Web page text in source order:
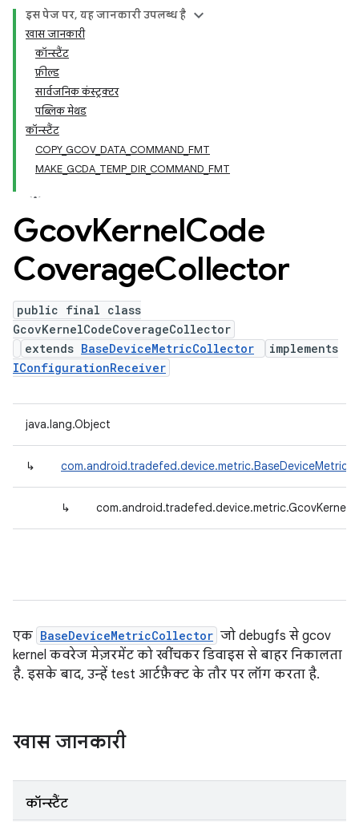
इस पेज पर, यह जानकारी उपलब्ध है
खास जानकारी
कॉन्स्टैंट
फ़ील्ड
सार्वजनिक कंस्ट्रक्टर
पब्लिक मेथड
कॉन्स्टैंट
COPY_GCOV_DATA_COMMAND_FMT
MAKE_GCDA_TEMP_DIR_COMMAND_FMT
GcovKernelCode
CoverageCollector
public final class
GcovKernelCodeCoverageCollector
extends BaseDeviceMetricCollector
implements
IConfigurationReceiver
java.lang.Object
↳
↳
एक BaseDeviceMetricCollector जो debugfs से gcov
kernel कवरेज मेज़रमेंट को खींचकर डिवाइस से बाहर निकालता
है. इसके बाद, उन्हें test आर्टफ़ैक्ट के तौर पर लॉग करता है.
खास जानकारी
कॉन्स्टैंट